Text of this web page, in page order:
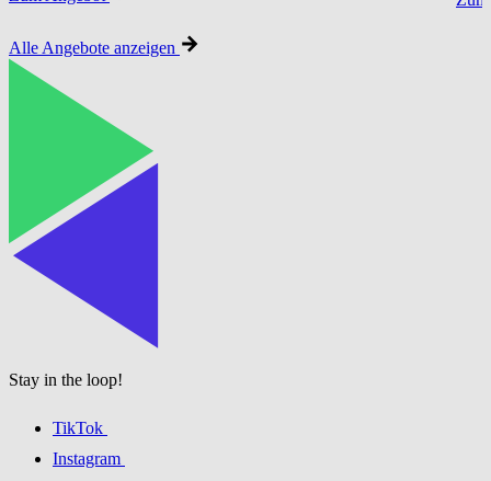
Alle Angebote anzeigen
Stay in the loop!
TikTok
Instagram